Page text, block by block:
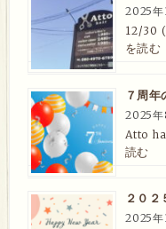
2025年
12/30
を読む
７周年
2025年
Atto
読む
２０２
2025年